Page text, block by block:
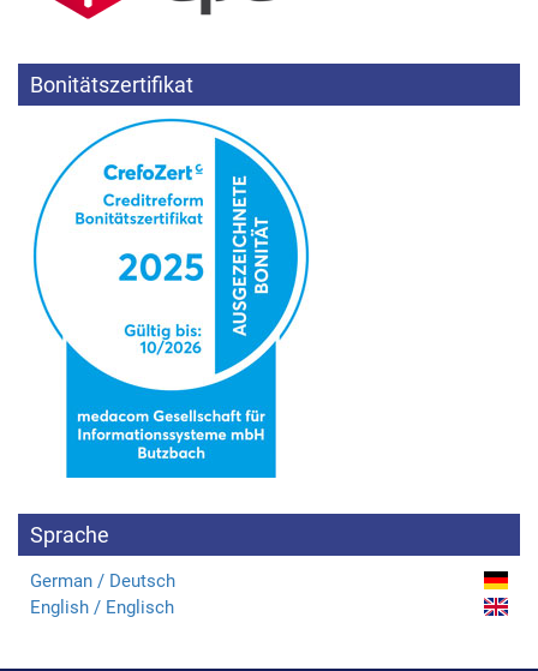
Bonitätszertifikat
Sprache
German / Deutsch
English / Englisch